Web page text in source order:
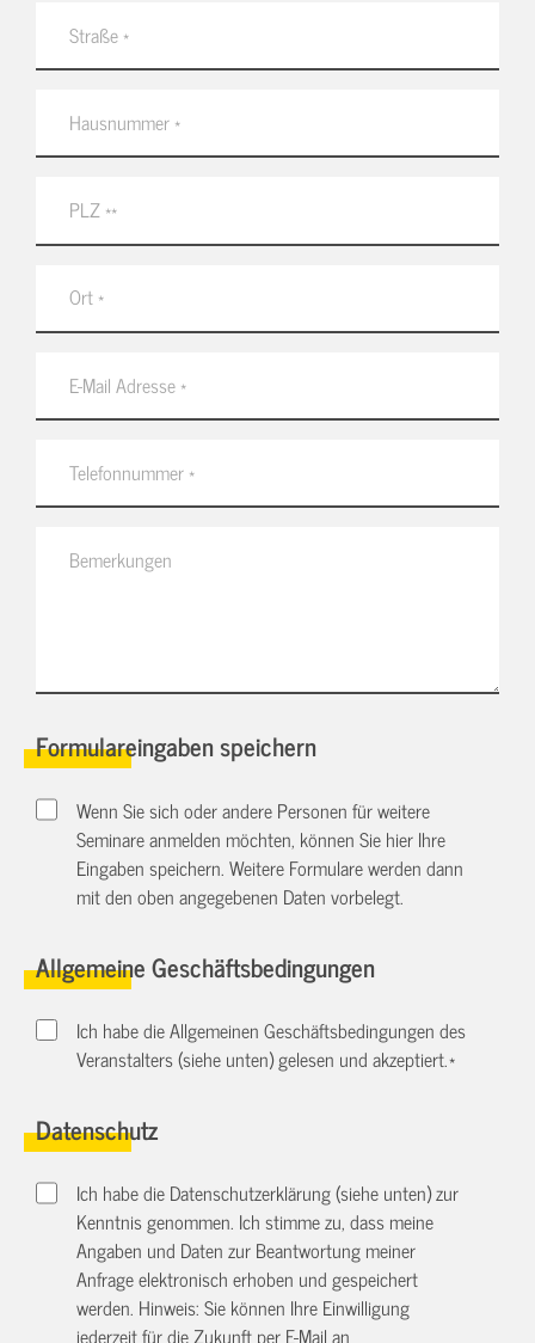
Formulareingaben speichern
Wenn Sie sich oder andere Personen für weitere
Seminare anmelden möchten, können Sie hier Ihre
Eingaben speichern. Weitere Formulare werden dann
mit den oben angegebenen Daten vorbelegt.
Allgemeine Geschäftsbedingungen
Ich habe die Allgemeinen Geschäftsbedingungen des
Veranstalters (siehe unten) gelesen und akzeptiert.*
Datenschutz
Ich habe die Datenschutzerklärung (siehe unten) zur
Kenntnis genommen. Ich stimme zu, dass meine
Angaben und Daten zur Beantwortung meiner
Anfrage elektronisch erhoben und gespeichert
werden. Hinweis: Sie können Ihre Einwilligung
jederzeit für die Zukunft per E-Mail an